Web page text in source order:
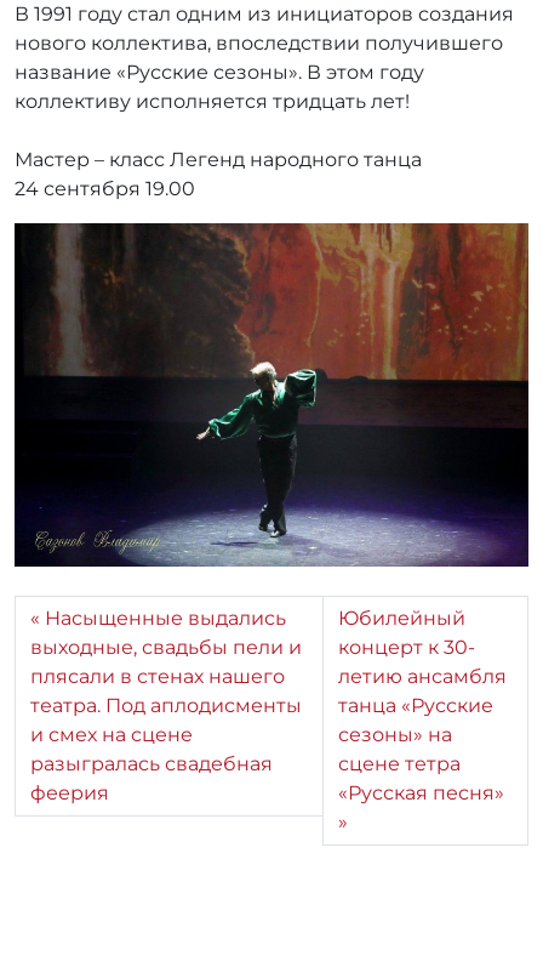
В 1991 году стал одним из инициаторов создания
нового коллектива, впоследствии получившего
название «Русские сезоны». В этом году
коллективу исполняется тридцать лет!
Мастер – класс Легенд народного танца
24 сентября 19.00
Насыщенные выдались
выходные, свадьбы пели и
плясали в стенах нашего
театра. Под аплодисменты
и смех на сцене
разыгралась свадебная
феерия
Юбилейный
концерт к 30-
летию ансамбля
танца «Русские
сезоны» на
сцене тетра
«Русская песня»